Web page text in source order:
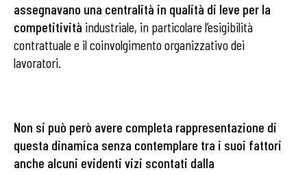
assegnavano una centralità in qualità di leve per la
competitività industriale, in particolare l’esigibilità
contrattuale e il coinvolgimento organizzativo dei
lavoratori.
Non si può però avere completa rappresentazione di
questa dinamica senza contemplare tra i suoi fattori
anche alcuni evidenti vizi scontati dalla